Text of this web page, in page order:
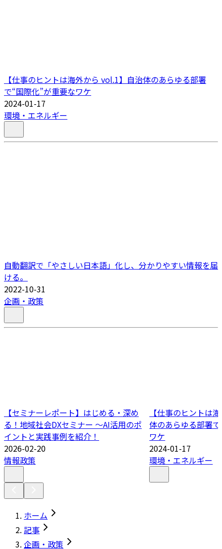
【仕事のヒントは海外から vol.1】自治体のあらゆる部署
で“国際化”が重要なワケ
2024-01-17
環境・エネルギー
自動翻訳で「やさしい日本語」化し、分かりやすい情報を届
ける。
2022-10-31
企画・政策
【セミナーレポート】はじめる・深め
る！地域社会DXセミナー ～AI活用のポ
イントと実践事例を紹介！
2026-02-20
情報政策
【仕事のヒントは
体のあらゆる部署
ワケ
2024-01-17
環境・エネルギー
ホーム
記事
企画・政策